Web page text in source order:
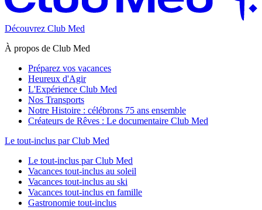
Découvrez Club Med
À propos de Club Med
Préparez vos vacances
Heureux d'Agir
L'Expérience Club Med
Nos Transports
Notre Histoire : célébrons 75 ans ensemble
Créateurs de Rêves : Le documentaire Club Med
Le tout-inclus par Club Med
Le tout-inclus par Club Med
Vacances tout-inclus au soleil
Vacances tout-inclus au ski
Vacances tout-inclus en famille
Gastronomie tout-inclus